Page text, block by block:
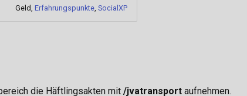
Geld, Erfahrungspunkte, SocialXP
die Häftlingsakten mit /jvatransport aufnehmen.